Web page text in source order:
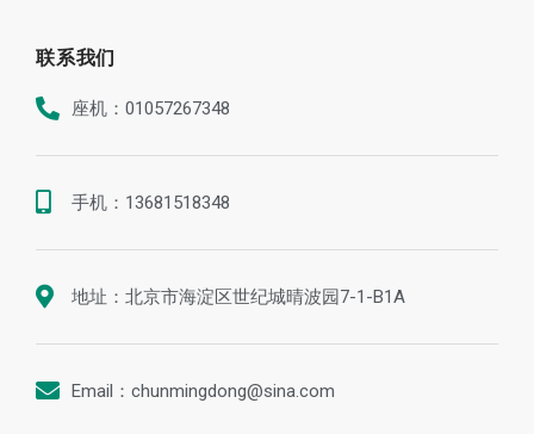
联系我们
座机：01057267348
手机：13681518348
地址：北京市海淀区世纪城晴波园7-1-B1A
Email：chunmingdong@sina.com